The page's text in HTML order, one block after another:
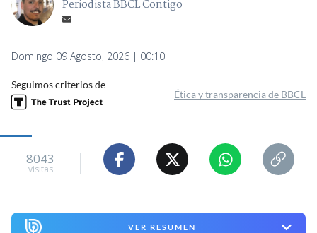
Periodista BBCL Contigo
Domingo 09 Agosto, 2026 | 00:10
Seguimos criterios de
Ética y transparencia de BBCL
8043
visitas
VER RESUMEN